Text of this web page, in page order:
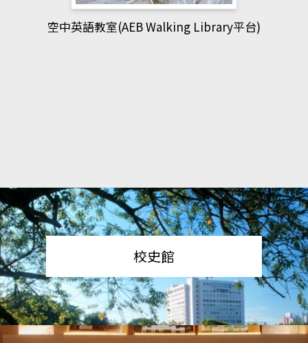
網管人(kono平台)
校史館